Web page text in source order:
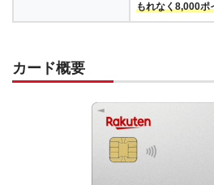
もれなく8,000ポ
カード概要